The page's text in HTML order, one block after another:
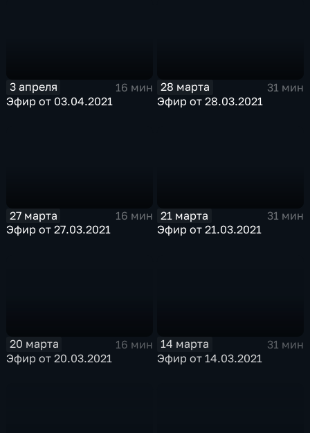
3 апреля
16 мин
Эфир от 03.04.2021
28 марта
31 мин
Эфир от 28.03.2021
27 марта
16 мин
Эфир от 27.03.2021
21 марта
31 мин
Эфир от 21.03.2021
20 марта
16 мин
Эфир от 20.03.2021
14 марта
31 мин
Эфир от 14.03.2021